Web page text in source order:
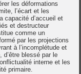
les déformations
l’écart et les
capacité d’accueil et
et destructeur
comme un
par les projections
à l’incomplétude et
d’être blessé par le
interne et les
primaire.